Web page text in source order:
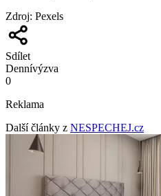
Zdroj: Pexels
Sdílet
Dennívýzva
0
Reklama
Další články z NESPECHEJ.cz